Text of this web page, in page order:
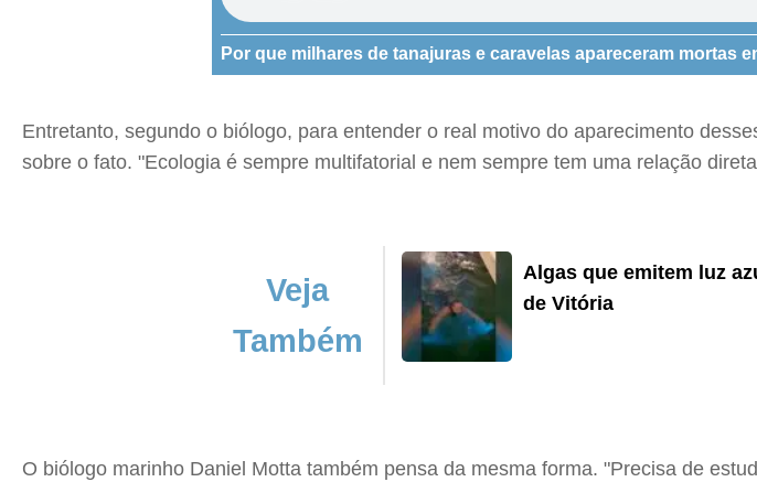
Por que milhares de tanajuras e caravelas apareceram mortas
Entretanto, segundo o biólogo, para entender o real motivo do aparecimento
sobre o fato. "Ecologia é sempre multifatorial e nem sempre tem uma relação
Veja
Também
Algas que emitem luz
de Vitória
O biólogo marinho Daniel Motta também pensa da mesma forma. "Precisa de